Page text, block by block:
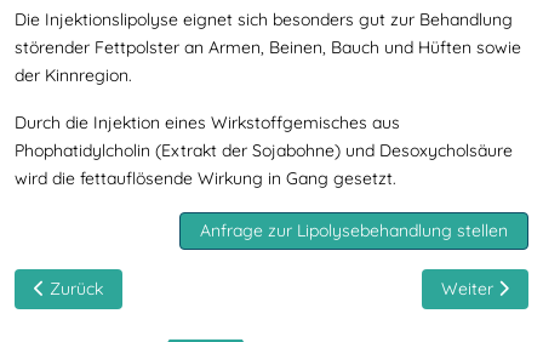
Die Injektionslipolyse eignet sich besonders gut zur Behandlung
störender Fettpolster an Armen, Beinen, Bauch und Hüften sowie
der Kinnregion.
Durch die Injektion eines Wirkstoffgemisches aus
Phophatidylcholin (Extrakt der Sojabohne) und Desoxycholsäure
wird die fettauflösende Wirkung in Gang gesetzt.
Anfrage zur Lipolysebehandlung stellen
Vorheriger Beitrag: Hautkrebsvorsorge und Videodokumentation
Zurück Nächster
Weiter